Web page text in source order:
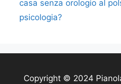
casa senza orologio al
psicologia?
Copyright © 2024